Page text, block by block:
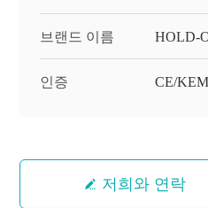
브랜드 이름 HOLD-
인증 CE/
저희와 연락